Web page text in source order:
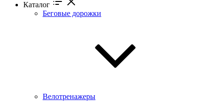
Каталог
Беговые дорожки
Велотренажеры